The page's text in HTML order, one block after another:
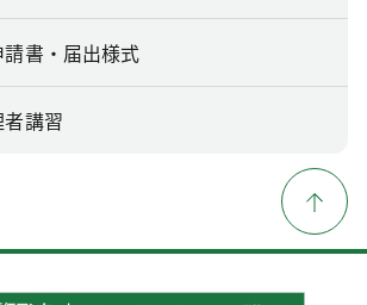
書・届出様式
講習